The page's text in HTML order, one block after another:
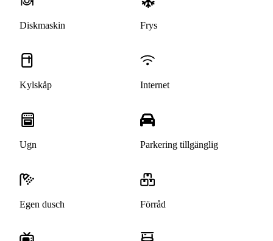
Diskmaskin Frys
Kylskåp Internet
Ugn Parkering tillgänglig
Egen dusch Förråd